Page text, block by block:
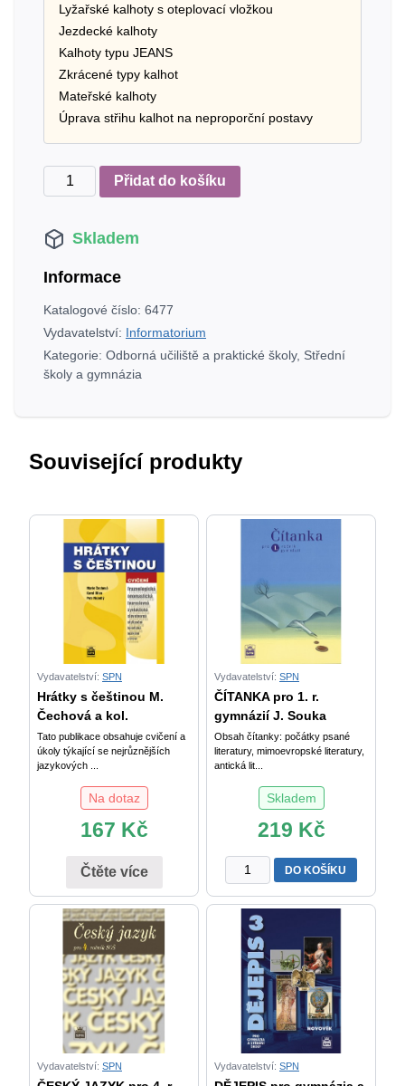
Lyžařské kalhoty s oteplovací vložkou
Jezdecké kalhoty
Kalhoty typu JEANS
Zkrácené typy kalhot
Mateřské kalhoty
Úprava střihu kalhot na neproporční postavy
Škola
střihů
Dámské
množství
Přidat do košíku
Skladem
Informace
Katalogové číslo: 6477
Vydavatelství: Informatorium
Kategorie: Odborná učiliště a praktické školy, Střední
školy a gymnázia
Související produkty
Vydavatelství: SPN
Hrátky s češtinou M.
Čechová a kol.
Tato publikace obsahuje cvičení a
úkoly týkající se nejrůznějších
jazykových ...
Na dotaz
167 Kč
Čtěte více
Vydavatelství: SPN
ČÍTANKA pro 1. r.
gymnázií J. Souka
Obsah čítanky: počátky psané
literatury, mimoevropské literatury,
antická lit...
Skladem
219 Kč
ČÍTANKA
pro
1.
gymnázií
Soukal
množství
DO KOŠÍKU
Vydavatelství: SPN Vydavatelství: SPN